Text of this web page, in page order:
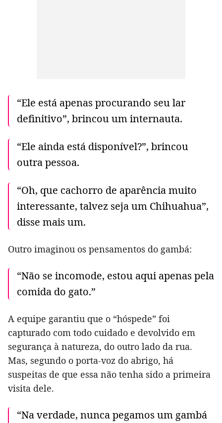
“Ele está apenas procurando seu lar
definitivo”, brincou um internauta.
“Ele ainda está disponível?”, brincou
outra pessoa.
“Oh, que cachorro de aparência muito
interessante, talvez seja um Chihuahua”,
disse mais um.
Outro imaginou os pensamentos do gambá:
“Não se incomode, estou aqui apenas pela
comida do gato.”
A equipe garantiu que o “hóspede” foi
capturado com todo cuidado e devolvido em
segurança à natureza, do outro lado da rua.
Mas, segundo o porta-voz do abrigo, há
suspeitas de que essa não tenha sido a primeira
visita dele.
“Na verdade, nunca pegamos um gambá